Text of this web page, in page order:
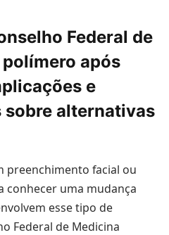
Federal de
após
e
alternativas
preenchimento facial ou
conhecer uma mudança
esse tipo de
Federal de Medicina